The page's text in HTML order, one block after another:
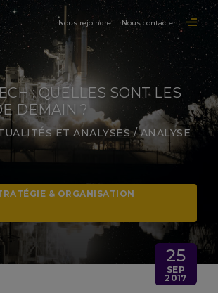
Nous rejoindre Nous contacter
: QUELLES SONT LES
DEMAIN ?
ET ANALYSES/ANALYSE
& ORGANISATION
|
25
SEP
2017